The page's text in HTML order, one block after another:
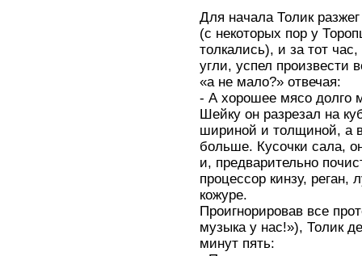
Для начала Толик
(с некоторых пор у
толкались), и за тот
угли, успел произвести
«а не мало?» отвечая:
- А хорошее мясо долго
Шейку он разрезал на
шириной и толщиной, а
больше. Кусочки сала,
и, предварительно
процессор кинзу, реган,
кожуре.
Проигнорировав все
музыка у нас!»), Толик
минут пять: